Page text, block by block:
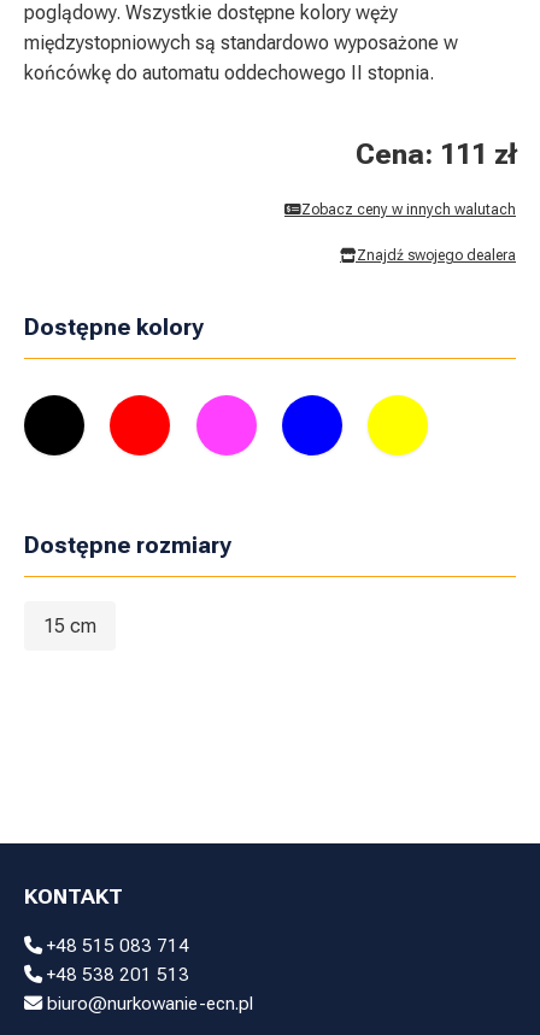
poglądowy. Wszystkie dostępne kolory węży
międzystopniowych są standardowo wyposażone w
końcówkę do automatu oddechowego II stopnia.
Cena: 111 zł
Zobacz ceny w innych walutach
Znajdź swojego dealera
Dostępne kolory
Dostępne rozmiary
15 cm
KONTAKT
+48 515 083 714
+48 538 201 513
biuro@nurkowanie-ecn.pl